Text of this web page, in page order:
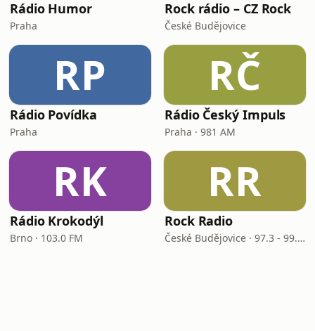
Rádio Humor
Praha
Rock rádio – CZ Rock
České Budějovice
RP
Rádio Povídka
Praha
RČ
Rádio Český Impuls
Praha · 981 AM
RK
Rádio Krokodýl
Brno · 103.0 FM
RR
Rock Radio
České Budějovice · 97.3 - 99.7 FM